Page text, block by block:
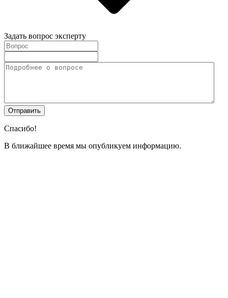
Задать вопрос эксперту
Спасибо!
В ближайшее время мы опубликуем информацию.